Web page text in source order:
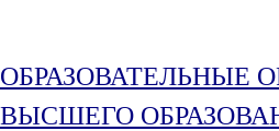
ОБРАЗОВАТЕЛЬНЫЕ
ВЫСШЕГО ОБР